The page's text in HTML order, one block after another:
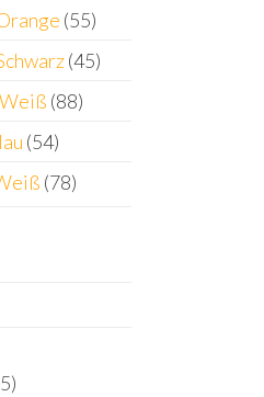
(55)
(45)
(88)
(54)
(78)